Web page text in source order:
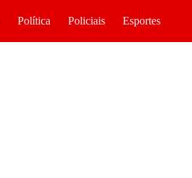
Política Policiais Esportes